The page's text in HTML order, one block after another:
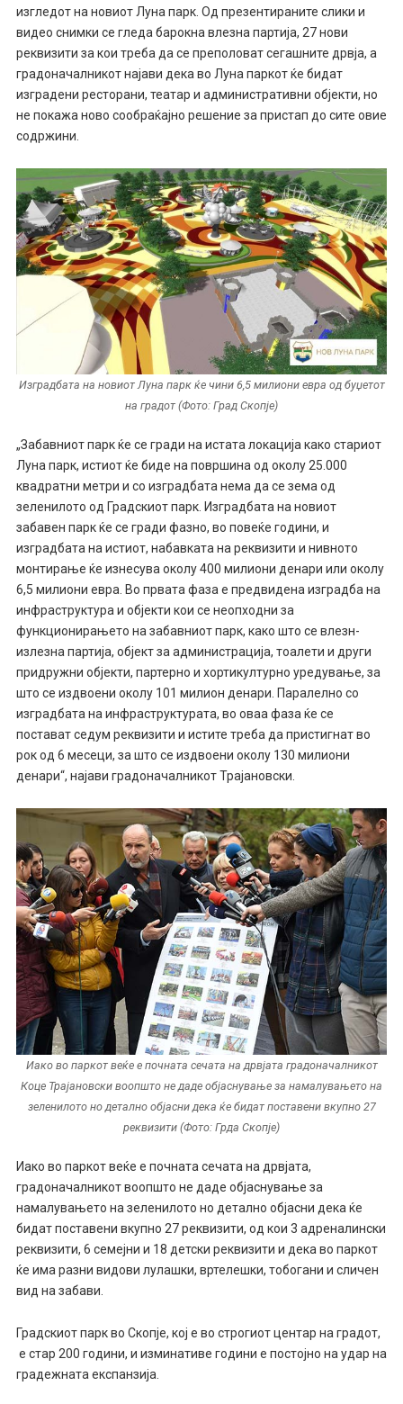
изгледот на новиот Луна парк. Од презентираните слики и
видео снимки се гледа барокна влезна партија, 27 нови
реквизити за кои треба да се преполоват сегашните дрвја, а
градоначалникот најави дека во Луна паркот ќе бидат
изградени ресторани, театар и административни објекти, но
не покажа ново сообраќајно решение за пристап до сите овие
содржини.
Изградбата на новиот Луна парк ќе чини 6,5 милиони евра од буџетот
на градот (Фото: Град Скопје)
„Забавниот парк ќе се гради на истата локација како стариот
Луна парк, истиот ќе биде на површина од околу 25.000
квадратни метри и со изградбата нема да се зема од
зеленилото од Градскиот парк. Изградбата на новиот
забавен парк ќе се гради фазно, во повеќе години, и
изградбата на истиот, набавката на реквизити и нивното
монтирање ќе изнесува околу 400 милиони денари или околу
6,5 милиони евра. Во првата фаза е предвидена изградба на
инфраструктура и објекти кои се неопходни за
функционирањето на забавниот парк, како што се влезн-
излезна партија, објект за администрација, тоалети и други
придружни објекти, партерно и хортикултурно уредување, за
што се издвоени околу 101 милион денари. Паралелно со
изградбата на инфраструктурата, во оваа фаза ќе се
постават седум реквизити и истите треба да пристигнат во
рок од 6 месеци, за што се издвоени околу 130 милиони
денари“, најави градоначалникот Трајановски.
Иако во паркот веќе е почната сечата на дрвјата градоначалникот
Коце Трајановски воопшто не даде објаснување за намалувањето на
зеленилото но детално објасни дека ќе бидат поставени вкупно 27
реквизити (Фото: Грда Скопје)
Иако во паркот веќе е почната сечата на дрвјата,
градоначалникот воопшто не даде објаснување за
намалувањето на зеленилото но детално објасни дека ќе
бидат поставени вкупно 27 реквизити, од кои 3 адреналински
реквизити, 6 семејни и 18 детски реквизити и дека во паркот
ќе има разни видови лулашки, вртелешки, тобогани и сличен
вид на забави.
Градскиот парк во Скопје, кој е во строгиот центар на градот,
е стар 200 години, и изминативе години е постојно на удар на
градежната експанзија.